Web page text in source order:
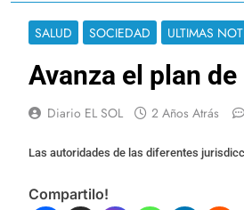
SALUD SOCIEDAD ULTIMAS
Avanza el plan
Diario EL SOL 2 Años Atrás
Las autoridades de las diferentes
Compartilo!